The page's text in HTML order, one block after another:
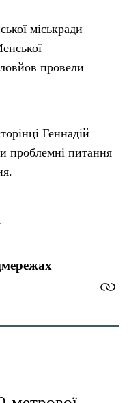
міськради
провели
Геннадій
проблемні питання